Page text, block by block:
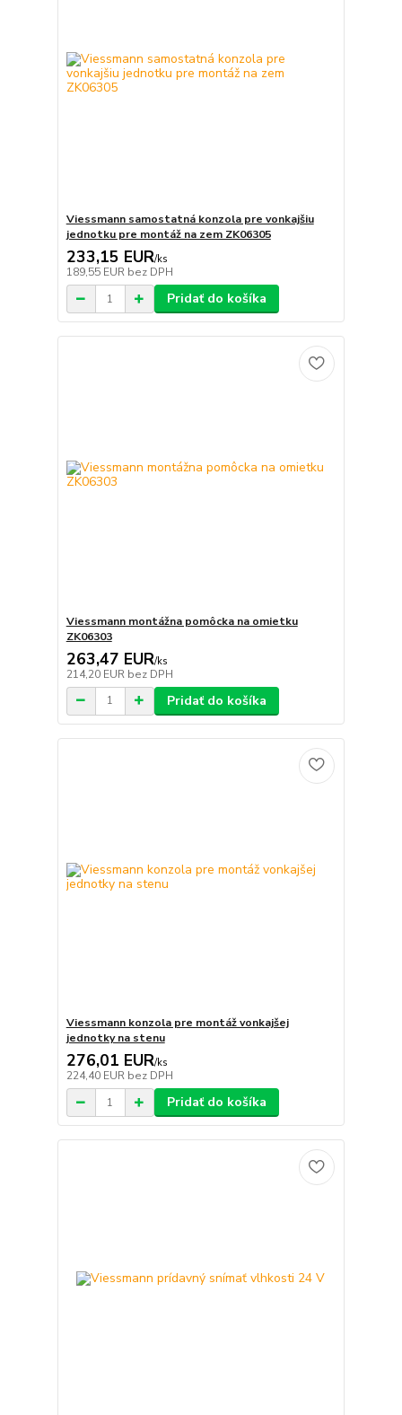
Viessmann samostatná konzola pre vonkajšiu
jednotku pre montáž na zem ZK06305
233,15 EUR/ks
189,55 EUR bez DPH
Pridať do košíka
Viessmann montážna pomôcka na omietku
ZK06303
263,47 EUR/ks
214,20 EUR bez DPH
Pridať do košíka
Viessmann konzola pre montáž vonkajšej
jednotky na stenu
276,01 EUR/ks
224,40 EUR bez DPH
Pridať do košíka